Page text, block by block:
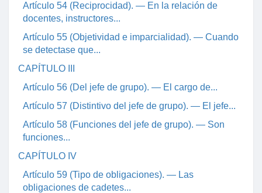
Artículo 54 (Reciprocidad). — En la relación de
docentes, instructores...
Artículo 55 (Objetividad e imparcialidad). — Cuando
se detectase que...
CAPÍTULO III
Artículo 56 (Del jefe de grupo). — El cargo de...
Artículo 57 (Distintivo del jefe de grupo). — El jefe...
Artículo 58 (Funciones del jefe de grupo). — Son
funciones...
CAPÍTULO IV
Artículo 59 (Tipo de obligaciones). — Las
obligaciones de cadetes...